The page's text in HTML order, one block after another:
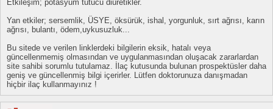
Etkileşim; potasyum tutucu diüretikler.
Yan etkiler; sersemlik, ÜSYE, öksürük, ishal, yorgunluk, sırt ağrısı, karın
ağrısı, bulantı, ödem,uykusuzluk...
Bu sitede ve verilen linklerdeki bilgilerin eksik, hatalı veya
güncellenmemiş olmasından ve uygulanmasından oluşacak zararlardan
site sahibi sorumlu tutulamaz. İlaç kutusunda bulunan prospektüsler daha
geniş ve güncellenmiş bilgi içerirler. Lütfen doktorunuza danışmadan
hiçbir ilaç kullanmayınız !